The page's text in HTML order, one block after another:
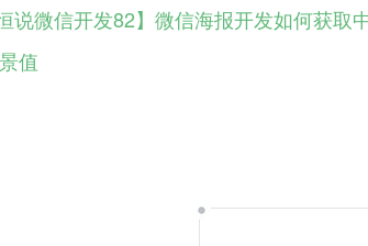
说微信开发82】微信海报开发如何获取
值